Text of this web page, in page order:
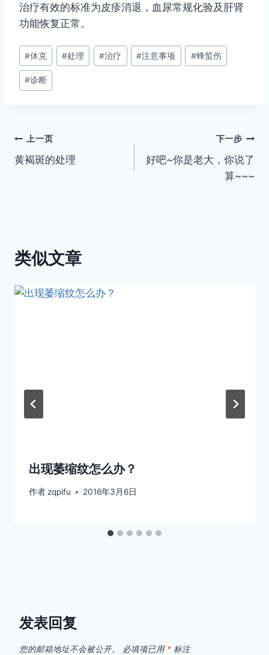
治疗有效的标准为皮疹消退，血尿常规化验及肝肾
功能恢复正常。
文
章
标
#休克 #处理 #治疗 #注意事项 #蜂蜇伤
#诊断
文
章
上一页
黄褐斑的处理
下一步
好吧~你是老大，你说了
算~~~
类似文章
出现萎缩纹怎么办？
作者 zqpifu 2016年3月6日
发表回复
您的邮箱地址不会被公开。 必填项已用 * 标注